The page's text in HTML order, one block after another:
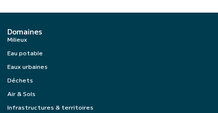
Domaines
Milieux
Eau potable
Eaux urbaines
Déchets
Air & Sols
Infrastructures & territoires